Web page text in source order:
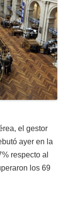
el gestor
ayer en la
respecto al
los 69